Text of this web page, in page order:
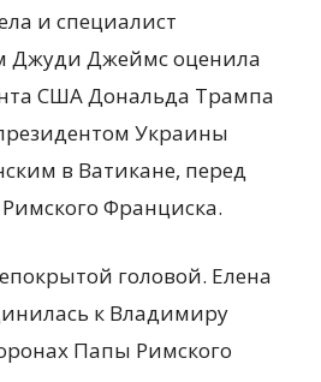
и специалист
Джуди Джеймс оценила
США Дональда Трампа
Украины
в Ватикане, перед
Франциска.
головой. Елена
к Владимиру
Папы Римского